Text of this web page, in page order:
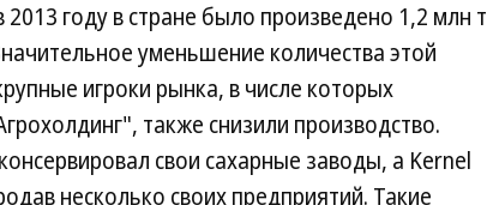
году в стране было произведено 1,2 млн т
уменьшение количества этой
игроки рынка, в числе которых
также снизили производство.
свои сахарные заводы, а Kernel
несколько своих предприятий. Такие